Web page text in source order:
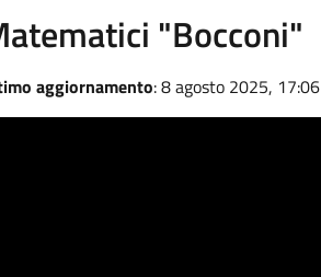
"Bocconi"
aggiornamento: 8 agosto 2025, 17:06